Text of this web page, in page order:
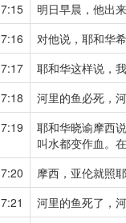
7:15
明日早晨，他出
7:16
对他说，耶和华
7:17
耶和华这样说，
7:18
河里的鱼必死，
7:19
耶和华晓谕摩西
叫水都变作血。
7:20
摩西，亚伦就照
7:21
河里的鱼死了，